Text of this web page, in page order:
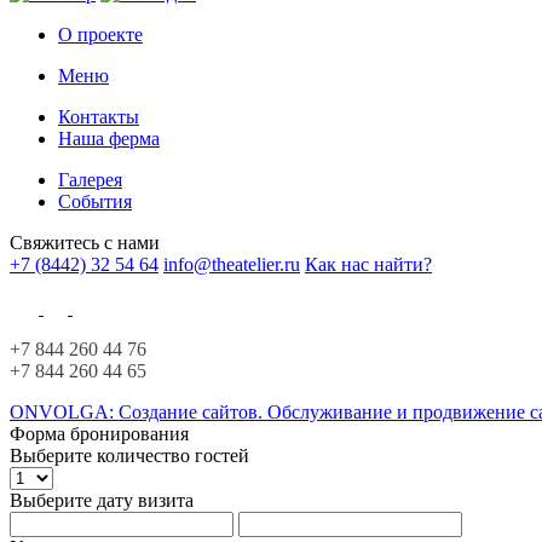
О проекте
Меню
Контакты
Наша ферма
Галерея
События
Свяжитесь с нами
+7 (8442) 32 54 64 info@theatelier.ru Как нас найти?
+7 844 260 44 76
+7 844 260 44 65
ONVOLGA: Создание сайтов. Обслуживание и продвижение
Форма бронирования
Выберите количество гостей
Выберите дату визита